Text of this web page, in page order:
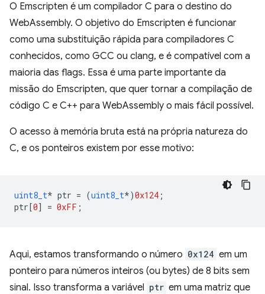
O Emscripten é um compilador C para o destino do
WebAssembly. O objetivo do Emscripten é funcionar
como uma substituição rápida para compiladores C
conhecidos, como GCC ou clang, e é compatível com a
maioria das flags. Essa é uma parte importante da
missão do Emscripten, que quer tornar a compilação de
código C e C++ para WebAssembly o mais fácil possível.
O acesso à memória bruta está na própria natureza do
C, e os ponteiros existem por esse motivo:
uint8_t* ptr = (uint8_t*)0x124 ;
ptr[0] = 0xFF ;
Aqui, estamos transformando o número 0x124 em um
ponteiro para números inteiros (ou bytes) de 8 bits sem
sinal. Isso transforma a variável ptr em uma matriz que